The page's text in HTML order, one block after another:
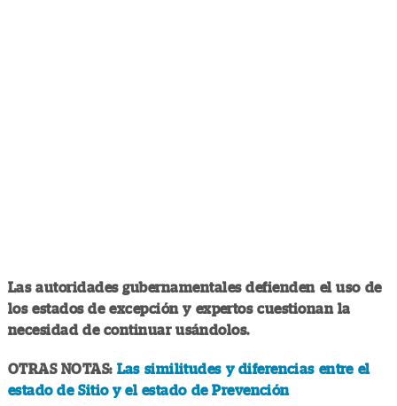
Las autoridades gubernamentales defienden el uso de
los estados de excepción y expertos cuestionan la
necesidad de continuar usándolos.
OTRAS NOTAS: Las similitudes y diferencias entre el
estado de Sitio y el estado de Prevención